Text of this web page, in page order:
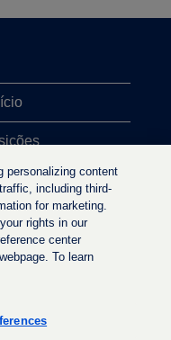
r
personalizing content
including third-
for marketing.
rights in our
center
To learn